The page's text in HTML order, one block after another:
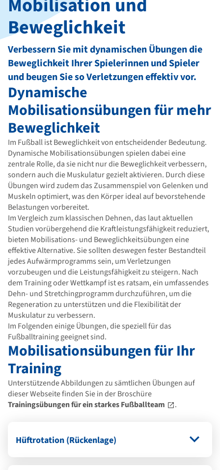
Mobilisation und
Beweglichkeit
Verbessern Sie mit dynamischen Übungen die
Beweglichkeit Ihrer Spielerinnen und Spieler
und beugen Sie so Verletzungen effektiv vor.
Dynamische
Mobilisationsübungen für mehr
Beweglichkeit
Im Fußball ist Beweglichkeit von entscheidender Bedeutung.
Dynamische Mobilisationsübungen spielen dabei eine
zentrale Rolle, da sie nicht nur die Beweglichkeit verbessern,
sondern auch die Muskulatur gezielt aktivieren. Durch diese
Übungen wird zudem das Zusammenspiel von Gelenken und
Muskeln optimiert, was den Körper ideal auf bevorstehende
Belastungen vorbereitet.
Im Vergleich zum klassischen Dehnen, das laut aktuellen
Studien vorübergehend die Kraftleistungsfähigkeit reduziert,
bieten Mobilisations- und Beweglichkeitsübungen eine
effektive Alternative. Sie sollten deswegen fester Bestandteil
jedes Aufwärmprogramms sein, um Verletzungen
vorzubeugen und die Leistungsfähigkeit zu steigern. Nach
dem Training oder Wettkampf ist es ratsam, ein umfassendes
Dehn- und Stretchingprogramm durchzuführen, um die
Regeneration zu unterstützen und die Flexibilität der
Muskulatur zu verbessern.
Im Folgenden einige Übungen, die speziell für das
Fußballtraining geeignet sind.
Mobilisationsübungen für Ihr
Training
Unterstützende Abbildungen zu sämtlichen Übungen auf
dieser Webseite finden Sie in der Broschüre
Trainingsübungen für ein starkes Fußballteam
.
Hüftrotation (Rückenlage)